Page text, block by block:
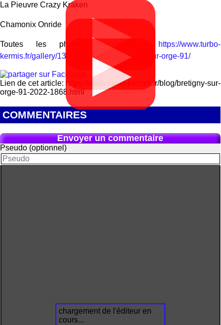
▶
La Pieuvre Crazy Kraken
▶
Chamonix Onride
▶
Toutes les photos sont ici : https://www.turbo-
kermis.fr/gallery/1378-2022/1425-bretigny-sur-orge-91/
Lien de cet article: https://www.turbo-kermis.fr/blog/bretigny-sur-
orge-91-2022-1868.html
COMMENTAIRES
Envoyer un commentaire
Pseudo (optionnel)
chargement de l'éditeur en
cours...